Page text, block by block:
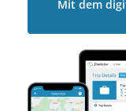
Mit dem